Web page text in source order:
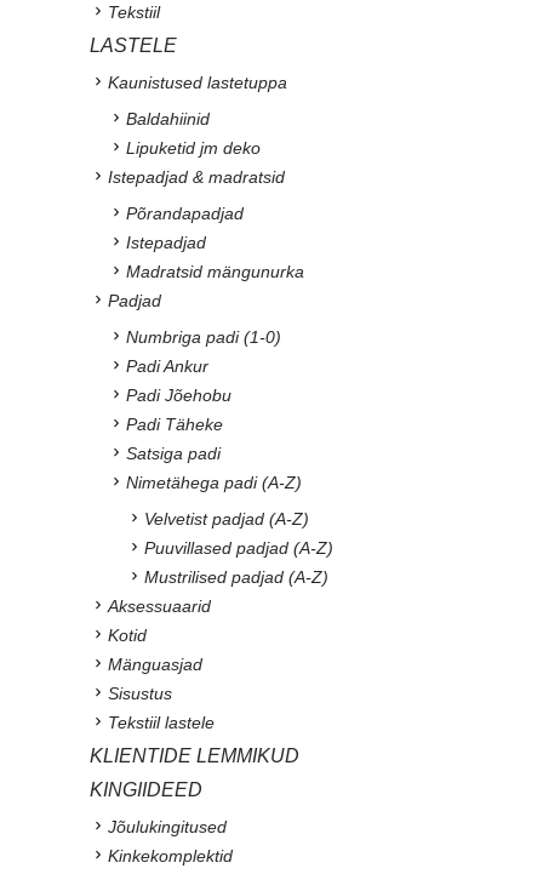
Tekstiil
LASTELE
Kaunistused lastetuppa
Baldahiinid
Lipuketid jm deko
Istepadjad & madratsid
Põrandapadjad
Istepadjad
Madratsid mängunurka
Padjad
Numbriga padi (1-0)
Padi Ankur
Padi Jõehobu
Padi Täheke
Satsiga padi
Nimetähega padi (A-Z)
Velvetist padjad (A-Z)
Puuvillased padjad (A-Z)
Mustrilised padjad (A-Z)
Aksessuaarid
Kotid
Mänguasjad
Sisustus
Tekstiil lastele
KLIENTIDE LEMMIKUD
KINGIIDEED
Jõulukingitused
Kinkekomplektid